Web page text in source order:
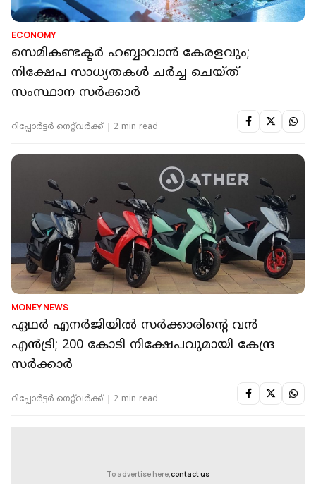
ECONOMY
സെമികണ്ടക്ടര്‍ ഹബ്ബാവാന്‍ കേരളവും;
നിക്ഷേപ സാധ്യതകള്‍ ചര്‍ച്ച ചെയ്ത്
സംസ്ഥാന സര്‍ക്കാര്‍
റിപ്പോർട്ടർ നെറ്റ്‌വര്‍ക്ക്‌ 2 min read
MONEY NEWS
ഏഥർ എനർജിയിൽ സർക്കാരിന്റെ വൻ
എൻട്രി; 200 കോടി നിക്ഷേപവുമായി കേന്ദ്ര
സർക്കാർ
റിപ്പോർട്ടർ നെറ്റ്‌വര്‍ക്ക്‌ 2 min read
To advertise here,contact us